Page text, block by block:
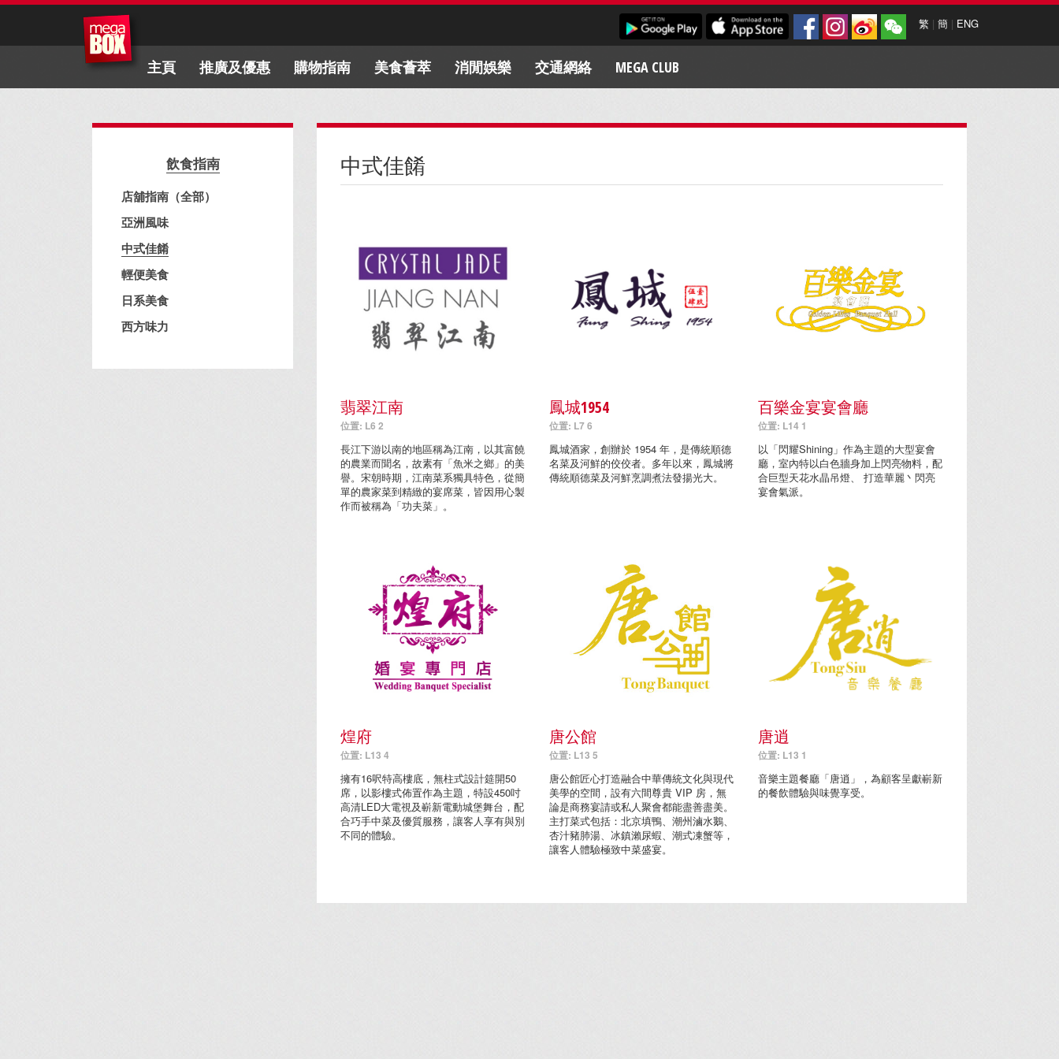
繁 | 簡 | ENG
主頁 推廣及優惠 購物指南 美食薈萃 消閒娛樂 交通網絡 MEGA CLUB
飲食指南
店舖指南（全部）
亞洲風味
中式佳餚
輕便美食
日系美食
西方味力
中式佳餚
翡翠江南
位置: L6 2
長江下游以南的地區稱為江南，以其富饒
的農業而聞名，故素有「魚米之鄉」的美
譽。宋朝時期，江南菜系獨具特色，從簡
單的農家菜到精緻的宴席菜，皆因用心製
作而被稱為「功夫菜」。
鳳城1954
位置: L7 6
鳳城酒家，創辦於 1954 年，是傳統順德
名菜及河鮮的佼佼者。多年以來，鳳城將
傳統順德菜及河鮮烹調煮法發揚光大。
百樂金宴宴會廳
位置: L14 1
以「閃耀Shining」作為主題的大型宴會
廳，室內特以白色牆身加上閃亮物料，配
合巨型天花水晶吊燈、 打造華麗丶閃亮
宴會氣派。
煌府
位置: L13 4
擁有16呎特高樓底，無柱式設計筵開50
席，以影樓式佈置作為主題，特設450吋
高清LED大電視及嶄新電動城堡舞台，配
合巧手中菜及優質服務，讓客人享有與別
不同的體驗。
唐公館
位置: L13 5
唐公館匠心打造融合中華傳統文化與現代
美學的空間，設有六間尊貴 VIP 房，無
論是商務宴請或私人聚會都能盡善盡美。
主打菜式包括：北京填鴨、潮州滷水鵝、
杏汁豬肺湯、冰鎮瀨尿蝦、潮式凍蟹等，
讓客人體驗極致中菜盛宴。
唐逍
位置: L13 1
音樂主題餐廳「唐逍」，為顧客呈獻嶄新
的餐飲體驗與味覺享受。